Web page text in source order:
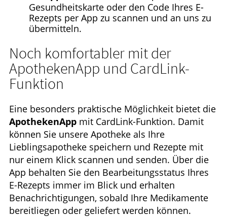
Gesundheitskarte oder den Code Ihres E-
Rezepts per App zu scannen und an uns zu
übermitteln.
Noch komfortabler mit der
ApothekenApp und CardLink-
Funktion
Eine besonders praktische Möglichkeit bietet die
ApothekenApp mit CardLink-Funktion. Damit
können Sie unsere Apotheke als Ihre
Lieblingsapotheke speichern und Rezepte mit
nur einem Klick scannen und senden. Über die
App behalten Sie den Bearbeitungsstatus Ihres
E-Rezepts immer im Blick und erhalten
Benachrichtigungen, sobald Ihre Medikamente
bereitliegen oder geliefert werden können.